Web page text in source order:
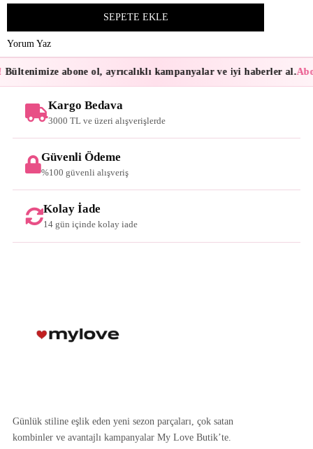
Yorum Yaz
abone ol, ayrıcalıklı kampanyalar ve iyi haberler al.
Kargo Bedava
3000 TL ve üzeri alışverişlerde
Güvenli Ödeme
%100 güvenli alışveriş
Kolay İade
14 gün içinde kolay iade
Günlük stiline eşlik eden yeni sezon parçaları, çok satan
kombinler ve avantajlı kampanyalar My Love Butik’te.